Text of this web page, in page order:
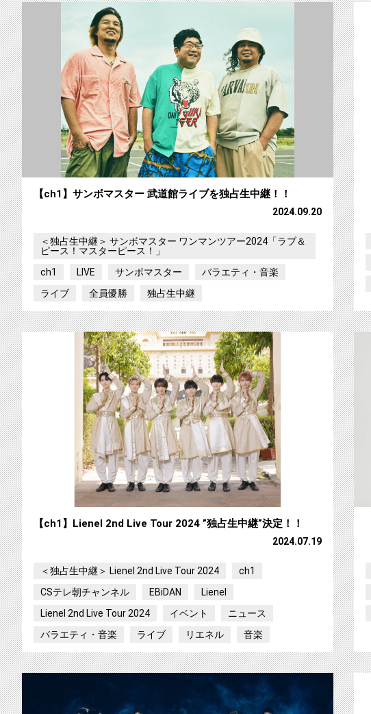
【ch1】サンボマスター 武道館ライブを独占生中継！！
2024.09.20
＜独占生中継＞ サンボマスター ワンマンツアー2024「ラブ＆
ピース！マスターピース！」
ch1
LIVE サンボマスター
バラエティ・音楽
ライブ
全員優勝 独占生中継
【ch1】Lienel 2nd Live Tour 2024 ”独占生中継”決定！！
2024.07.19
＜独占生中継＞ Lienel 2nd Live Tour 2024
ch1
CSテレ朝チャンネル
EBiDAN
Lienel
Lienel 2nd Live Tour 2024
イベント
ニュース
バラエティ・音楽
ライブ リエネル 音楽